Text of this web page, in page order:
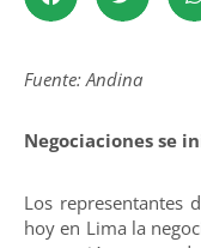
Fuente: Andina
Negociaciones se
Los representantes
hoy en Lima la